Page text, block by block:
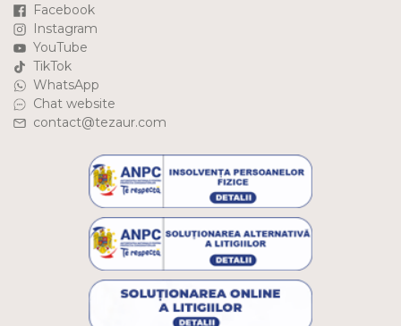
Facebook
Instagram
YouTube
TikTok
WhatsApp
Chat website
contact@tezaur.com